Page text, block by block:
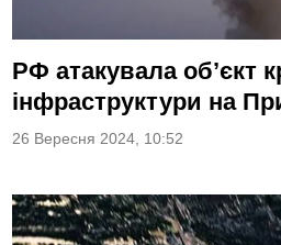
РФ атакувала об’єкт
інфраструктури на
26 Вересня 2024, 10:52